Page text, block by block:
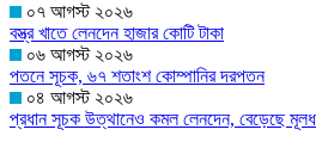
০৭ আগস্ট ২০২৬
বস্ত্র খাতে লেনদেন হাজার কোটি টাকা
০৬ আগস্ট ২০২৬
পতনে সূচক, ৬৭ শতাংশ কোম্পানির দরপতন
০৪ আগস্ট ২০২৬
প্রধান সূচক উত্থানেও কমল লেনদেন, বেড়েছে